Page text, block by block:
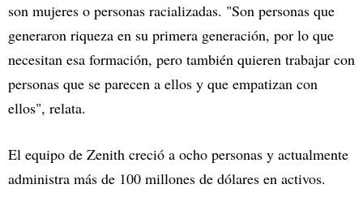
son mujeres o personas racializadas. "Son personas que
generaron riqueza en su primera generación, por lo que
necesitan esa formación, pero también quieren trabajar con
personas que se parecen a ellos y que empatizan con
ellos", relata.
El equipo de Zenith creció a ocho personas y actualmente
administra más de 100 millones de dólares en activos.